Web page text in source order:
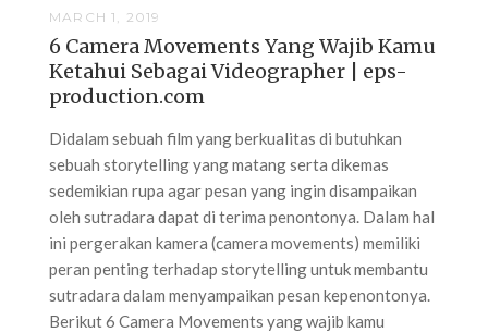
MARCH 1, 2019
6 Camera Movements Yang Wajib Kamu
Ketahui Sebagai Videographer | eps-
production.com
Didalam sebuah film yang berkualitas di butuhkan
sebuah storytelling yang matang serta dikemas
sedemikian rupa agar pesan yang ingin disampaikan
oleh sutradara dapat di terima penontonya. Dalam hal
ini pergerakan kamera (camera movements) memiliki
peran penting terhadap storytelling untuk membantu
sutradara dalam menyampaikan pesan kepenontonya.
Berikut 6 Camera Movements yang wajib kamu